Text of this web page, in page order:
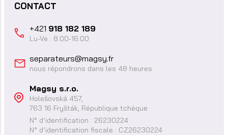
CONTACT
+421 918 182 189
Lu-Ve : 8:00-16:00
separateurs@magsy.fr
nous répondrons dans les 48 heures
Magsy s.r.o.
Holešovská 457,
763 16 Fryšták, République tchèque
N° d’identification : 26230224
N° d’identification fiscale : CZ26230224